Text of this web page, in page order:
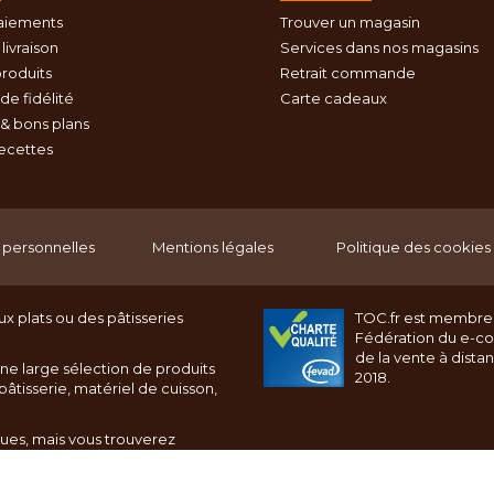
fidélité
bons plans
Trouver un magasin
Services dans nos magasins
Retrait commande
Carte cadeaux
personnelles Mentions légales Politique des cookies
plats ou des pâtisseries
large sélection de produits
matériel de cuisson,
mais vous trouverez
TOC.fr est membre
Fédération du e-
de la vente à
2018.